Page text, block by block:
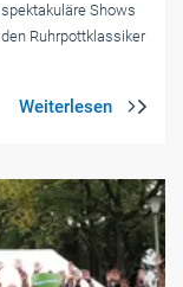
Shows
Ruhrpottklassiker